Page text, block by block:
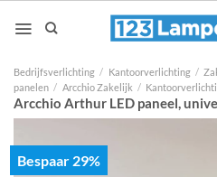
naar
Bedrijfsverlichting / Kantoorverlichting /
panelen / Arcchio Zakelijk /
Arcchio Arthur LED paneel,
Bespaar 29%